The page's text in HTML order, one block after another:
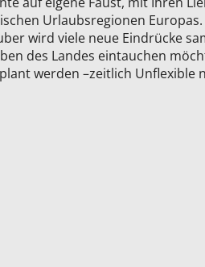
Urlaubsregionen
wird viele neue Eindrücke
des Landes eintauchen
werden –zeitlich